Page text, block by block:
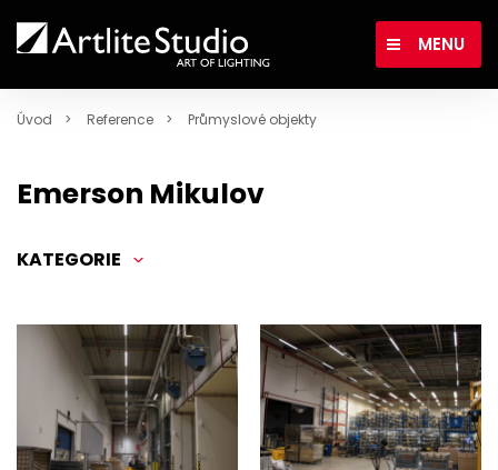
MENU
Úvod Reference Průmyslové objekty
Emerson Mikulov
KATEGORIE